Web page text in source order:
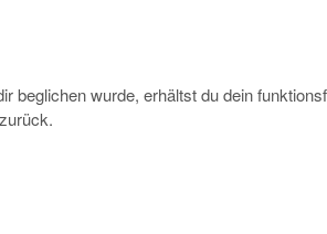
beglichen wurde, erhältst du dein